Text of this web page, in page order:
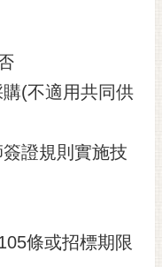
(不適用共同供
證規則實施技
條或招標期限